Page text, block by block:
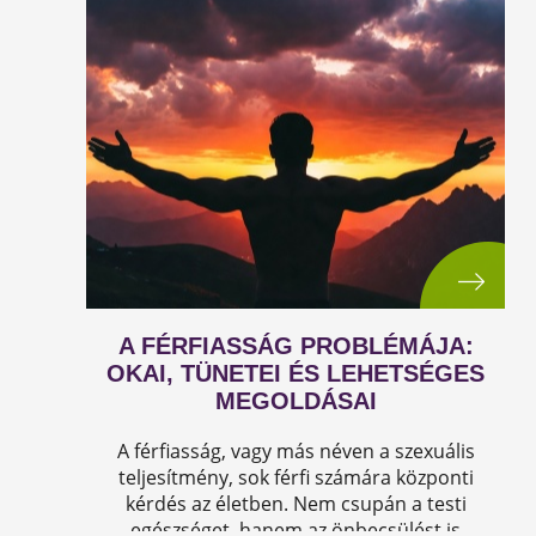
A FÉRFIASSÁG PROBLÉMÁJA:
OKAI, TÜNETEI ÉS LEHETSÉGES
MEGOLDÁSAI
A férfiasság, vagy más néven a szexuális
teljesítmény, sok férfi számára központi
kérdés az életben. Nem csupán a testi
egészséget, hanem az önbecsülést is